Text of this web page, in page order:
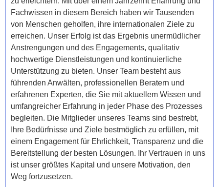
Fachwissen in diesem Bereich haben wir Tausenden
von Menschen geholfen, ihre internationalen Ziele zu
erreichen. Unser Erfolg ist das Ergebnis unermüdlicher
Anstrengungen und des Engagements, qualitativ
hochwertige Dienstleistungen und kontinuierliche
Unterstützung zu bieten. Unser Team besteht aus
führenden Anwälten, professionellen Beratern und
erfahrenen Experten, die Sie mit aktuellem Wissen und
umfangreicher Erfahrung in jeder Phase des Prozesses
begleiten. Die Mitglieder unseres Teams sind bestrebt,
Ihre Bedürfnisse und Ziele bestmöglich zu erfüllen, mit
einem Engagement für Ehrlichkeit, Transparenz und die
Bereitstellung der besten Lösungen. Ihr Vertrauen in uns
ist unser größtes Kapital und unsere Motivation, den
Weg fortzusetzen.